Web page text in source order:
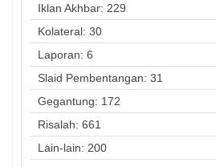
Iklan Akhbar: 229
Kolateral: 30
Laporan: 6
Slaid Pembentangan: 31
Gegantung: 172
Risalah: 661
Lain-lain: 200